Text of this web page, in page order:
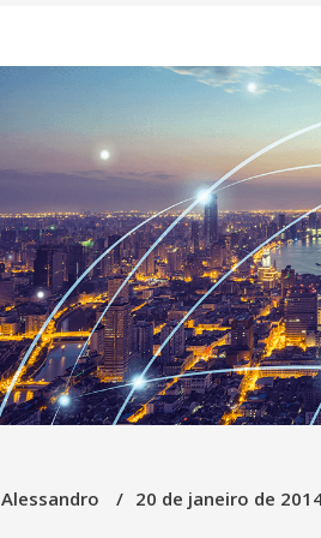
Alessandro 20 de janeiro de